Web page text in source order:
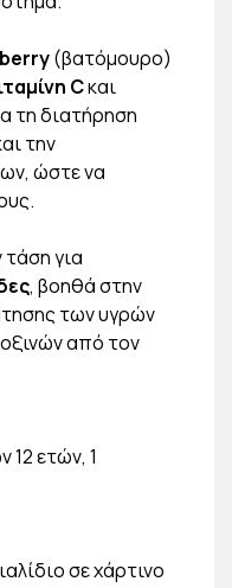
(βατόµουρο)
Cκαι
τη διατήρηση
την
ώστε να
τάση για
, βοηθά στην
των υγρών
από τον
12 ετών, 1
σε χάρτινο